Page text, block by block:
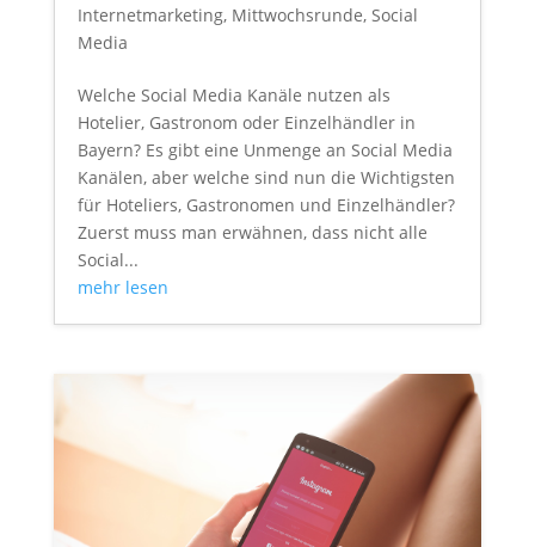
Internetmarketing, Mittwochsrunde, Social
Media
Welche Social Media Kanäle nutzen als
Hotelier, Gastronom oder Einzelhändler in
Bayern? Es gibt eine Unmenge an Social Media
Kanälen, aber welche sind nun die Wichtigsten
für Hoteliers, Gastronomen und Einzelhändler?
Zuerst muss man erwähnen, dass nicht alle
Social...
mehr lesen